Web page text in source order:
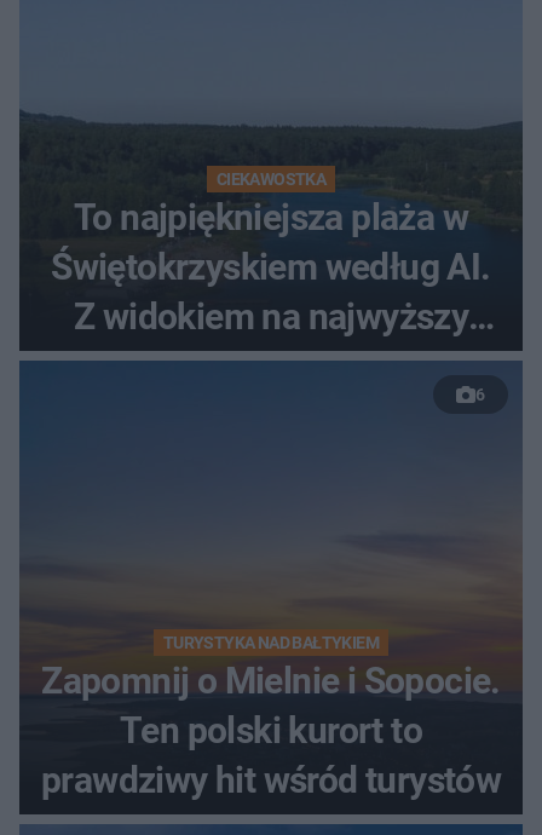
CIEKAWOSTKA
To najpiękniejsza plaża w
Świętokrzyskiem według AI.
Z widokiem na najwyższy
szczyt Gór Świętokrzyskich
6
TURYSTYKA NAD BAŁTYKIEM
Zapomnij o Mielnie i Sopocie.
Ten polski kurort to
prawdziwy hit wśród turystów